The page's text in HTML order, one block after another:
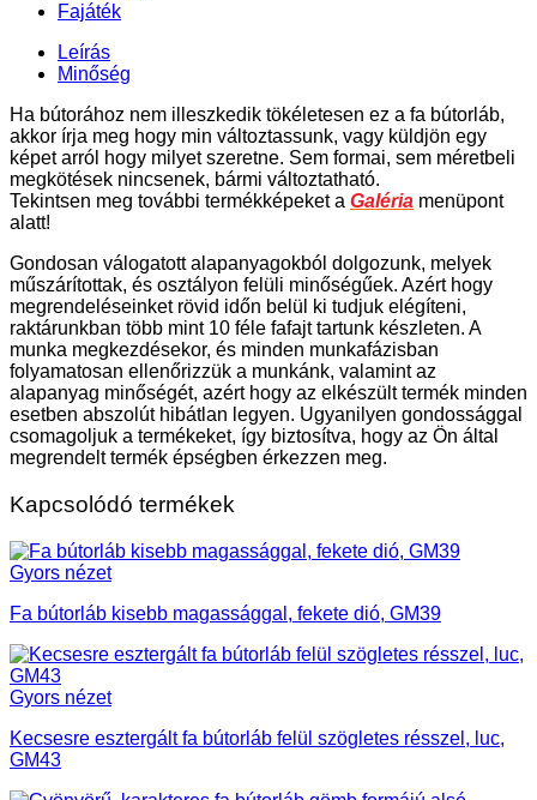
Fajáték
Leírás
Minőség
Ha bútorához nem illeszkedik tökéletesen ez a fa bútorláb,
akkor írja meg hogy min változtassunk, vagy küldjön egy
képet arról hogy milyet szeretne. Sem formai, sem méretbeli
megkötések nincsenek, bármi változtatható.
Tekintsen meg további termékképeket a Galéria menüpont
alatt!
Gondosan válogatott alapanyagokból dolgozunk, melyek
műszárítottak, és osztályon felüli minőségűek. Azért hogy
megrendeléseinket rövid időn belül ki tudjuk elégíteni,
raktárunkban több mint 10 féle fafajt tartunk készleten. A
munka megkezdésekor, és minden munkafázisban
folyamatosan ellenőrizzük a munkánk, valamint az
alapanyag minőségét, azért hogy az elkészült termék minden
esetben abszolút hibátlan legyen. Ugyanilyen gondossággal
csomagoljuk a termékeket, így biztosítva, hogy az Ön által
megrendelt termék épségben érkezzen meg.
Kapcsolódó termékek
Gyors nézet
Fa bútorláb kisebb magassággal, fekete dió, GM39
Gyors nézet
Kecsesre esztergált fa bútorláb felül szögletes résszel, luc,
GM43